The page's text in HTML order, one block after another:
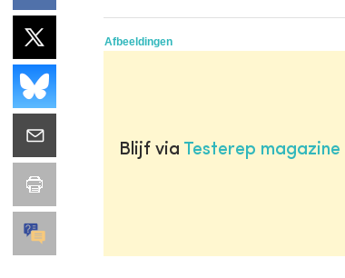
Afbeeldingen
Blijf via Testerep magazine